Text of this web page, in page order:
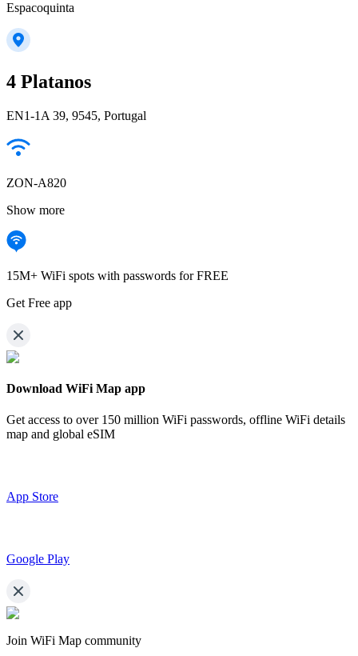
Espacoquinta
4 Platanos
EN1-1A 39, 9545, Portugal
ZON-A820
Show more
15M+ WiFi spots with passwords for FREE
Get Free app
Download WiFi Map app
Get access to over 150 million WiFi passwords, offline WiFi details
map and global eSIM
App Store
Google Play
Join WiFi Map community